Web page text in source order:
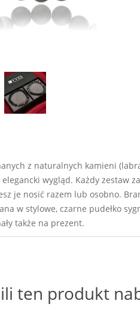
z naturalnych kamieni
wygląd. Każdy
je nosić razem lub osobno.
w stylowe, czarne pudełko
także na prezent.
ten produkt